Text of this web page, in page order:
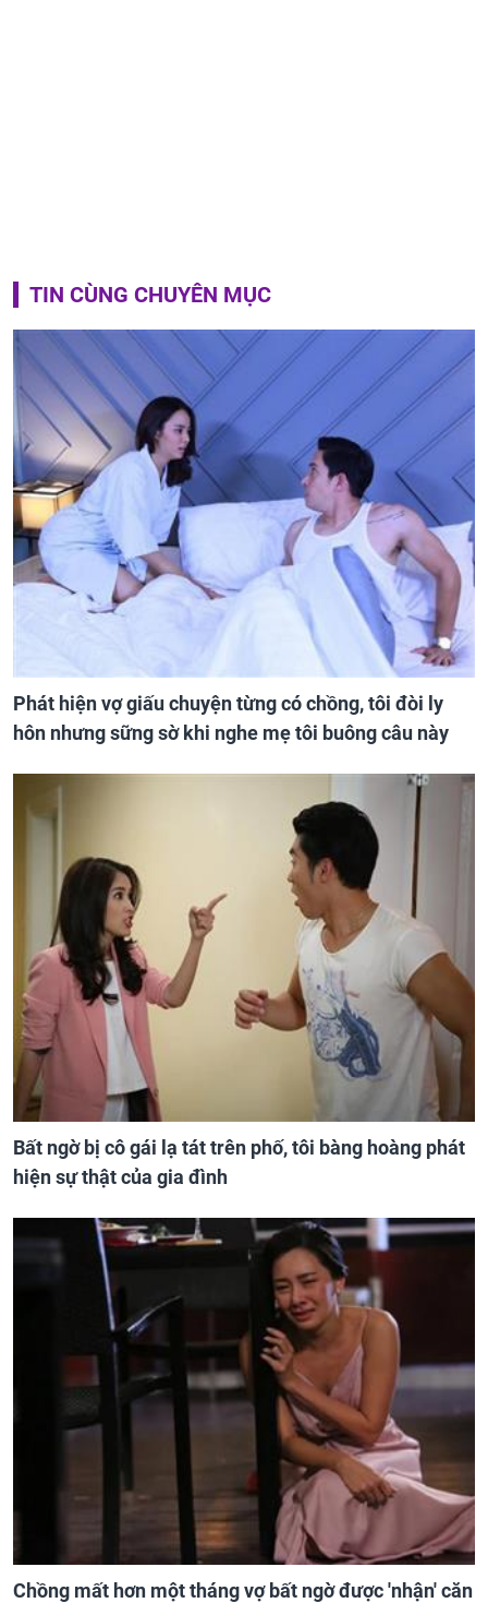
TIN CÙNG CHUYÊN MỤC
Phát hiện vợ giấu chuyện từng có chồng, tôi đòi ly
hôn nhưng sững sờ khi nghe mẹ tôi buông câu này
Bất ngờ bị cô gái lạ tát trên phố, tôi bàng hoàng phát
hiện sự thật của gia đình
Chồng mất hơn một tháng vợ bất ngờ được 'nhận' căn